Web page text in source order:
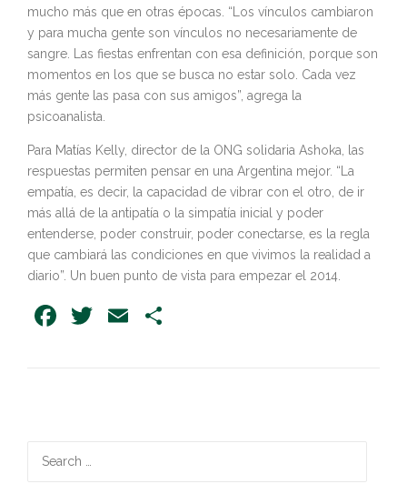
mucho más que en otras épocas. “Los vínculos cambiaron
y para mucha gente son vínculos no necesariamente de
sangre. Las fiestas enfrentan con esa definición, porque son
momentos en los que se busca no estar solo. Cada vez
más gente las pasa con sus amigos”, agrega la
psicoanalista.
Para Matías Kelly, director de la ONG solidaria Ashoka, las
respuestas permiten pensar en una Argentina mejor. “La
empatía, es decir, la capacidad de vibrar con el otro, de ir
más allá de la antipatía o la simpatía inicial y poder
entenderse, poder construir, poder conectarse, es la regla
que cambiará las condiciones en que vivimos la realidad a
diario”. Un buen punto de vista para empezar el 2014.
Facebook
Twitter
Email